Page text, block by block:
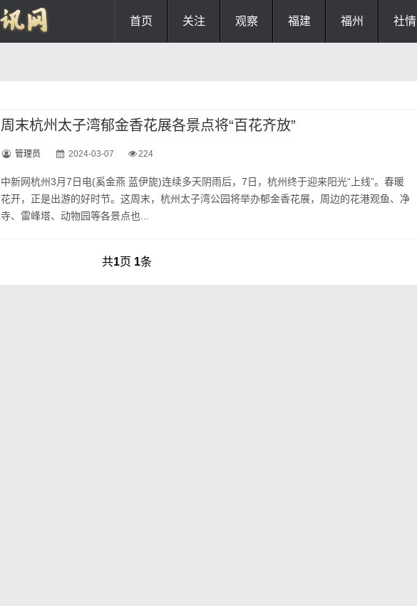
首页 关注 观察 福建 福州 社情
周末杭州太子湾郁金香花展各景点将“百花齐放”
管理员 2024-03-07 224
中新网杭州3月7日电(奚金燕 蓝伊旎)连续多天阴雨后，7日，杭州终于迎来阳光“上线”。春暖
花开，正是出游的好时节。这周末，杭州太子湾公园将举办郁金香花展，周边的花港观鱼、净
寺、雷峰塔、动物园等各景点也...
共1页 1条